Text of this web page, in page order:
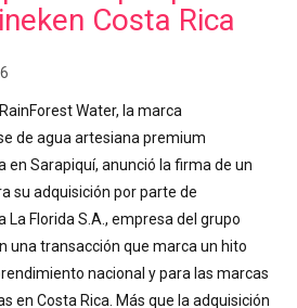
Costa Rica
Water, la marca
de agua artesiana premium
en Sarapiquí, anunció la firma de un
su adquisición por parte de
La Florida S.A., empresa del grupo
una transacción que marca un hito
nacional y para las marcas
en Costa Rica. Más que la adquisición